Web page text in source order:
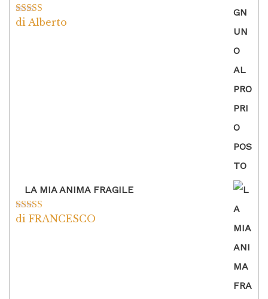
Valutato5su
di Alberto
LA MIA ANIMA FRAGILE
Valutato5su
di FRANCESCO